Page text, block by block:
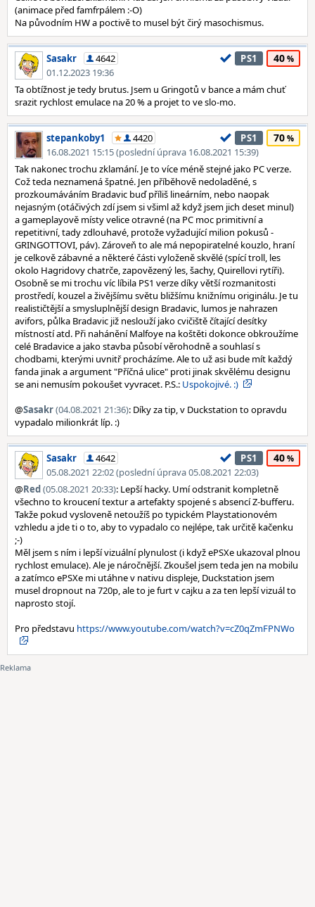
(animace před famfrpálem :-O)
Na původním HW a poctivě to musel být čirý masochismus.
Sasakr
4642
01.12.2023 19:36
PS1 40
Ta obtížnost je tedy brutus. Jsem u Gringotů v bance a mám chuť
srazit rychlost emulace na 20 % a projet to ve slo-mo.
stepankoby1
4420
16.08.2021 15:15 (poslední úprava 16.08.2021 15:39)
PS1 70
Tak nakonec trochu zklamání. Je to více méně stejné jako PC verze.
Což teda neznamená špatné. Jen příběhově nedoladěné, s
prozkoumáváním Bradavic buď příliš lineárním, nebo naopak
nejasným (otáčivých zdí jsem si všiml až když jsem jich deset minul)
a gameplayově místy velice otravné (na PC moc primitivní a
repetitivní, tady zdlouhavé, protože vyžadující milion pokusů -
GRINGOTTOVI, páv). Zároveň to ale má nepopiratelné kouzlo, hraní
je celkově zábavné a některé části vyloženě skvělé (spící troll, les
okolo Hagridovy chatrče, zapovězený les, šachy, Quirellovi rytíři).
Osobně se mi trochu víc líbila PS1 verze díky větší rozmanitosti
prostředí, kouzel a živějšímu světu bližšímu knižnímu originálu. Je tu
realističtější a smysluplnější design Bradavic, lumos je nahrazen
avifors, půlka Bradavic již neslouží jako cvičiště čítající desítky
místností atd. Při nahánění Malfoye na koštěti dokonce obkroužíme
celé Bradavice a jako stavba působí věrohodně a souhlasí s
chodbami, kterými uvnitř procházíme. Ale to už asi bude mít každý
fanda jinak a argument "Příčná ulice" proti jinak skvělému designu
se ani nemusím pokoušet vyvracet. P.S.: Uspokojivé. :)
@Sasakr(04.08.2021 21:36): Díky za tip, v Duckstation to opravdu
vypadalo milionkrát líp. :)
Sasakr
4642
05.08.2021 22:02 (poslední úprava 05.08.2021 22:03)
PS1 40
@Red(05.08.2021 20:33): Lepší hacky. Umí odstranit kompletně
všechno to kroucení textur a artefakty spojené s absencí Z-bufferu.
Takže pokud vysloveně netoužíš po typickém Playstationovém
vzhledu a jde ti o to, aby to vypadalo co nejlépe, tak určitě kačenku
;-)
Měl jsem s ním i lepší vizuální plynulost (i když ePSXe ukazoval plnou
rychlost emulace). Ale je náročnější. Zkoušel jsem teda jen na mobilu
a zatímco ePSXe mi utáhne v nativu displeje, Duckstation jsem
musel dropnout na 720p, ale to je furt v cajku a za ten lepší vizuál to
naprosto stojí.
Pro představu https://www.youtube.com/watch?v=cZ0qZmFPNWo